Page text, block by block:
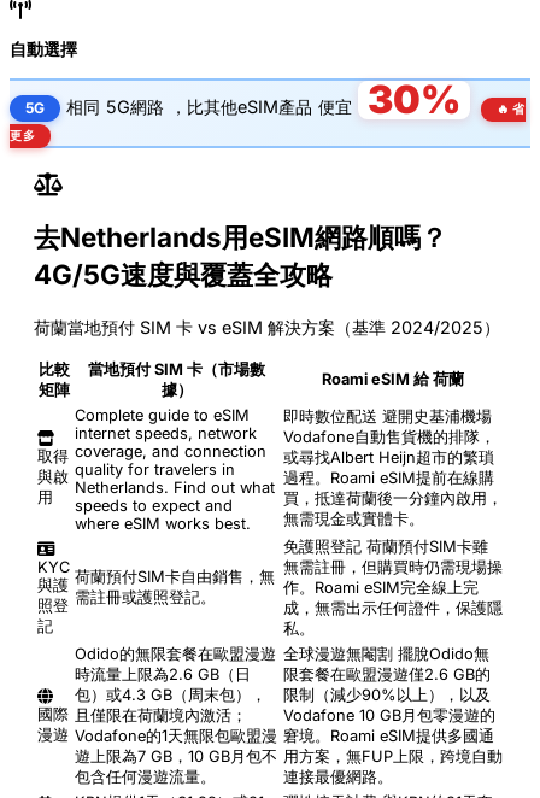
自動選擇
5G 相同 5G網路 ，比其他eSIM產品 便宜 30%
🔥 省
更多
去Netherlands用eSIM網路順嗎？
4G/5G速度與覆蓋全攻略
荷蘭當地預付 SIM 卡 vs eSIM 解決方案（基準 2024/2025）
比較
矩陣
當地預付 SIM 卡（市場數
據）
Roami eSIM 給 荷蘭
取得
與啟
用
Complete guide to eSIM
internet speeds, network
coverage, and connection
quality for travelers in
Netherlands. Find out what
speeds to expect and
where eSIM works best.
即時數位配送 避開史基浦機場
Vodafone自動售貨機的排隊，
或尋找Albert Heijn超市的繁瑣
過程。Roami eSIM提前在線購
買，抵達荷蘭後一分鐘內啟用，
無需現金或實體卡。
KYC
與護
照登
記
荷蘭預付SIM卡自由銷售，無
需註冊或護照登記。
免護照登記 荷蘭預付SIM卡雖
無需註冊，但購買時仍需現場操
作。Roami eSIM完全線上完
成，無需出示任何證件，保護隱
私。
國際
漫遊
Odido的無限套餐在歐盟漫遊
時流量上限為2.6 GB（日
包）或4.3 GB（周末包），
且僅限在荷蘭境內激活；
Vodafone的1天無限包歐盟漫
遊上限為7 GB，10 GB月包不
包含任何漫遊流量。
全球漫遊無閹割 擺脫Odido無
限套餐在歐盟漫遊僅2.6 GB的
限制（減少90%以上），以及
Vodafone 10 GB月包零漫遊的
窘境。Roami eSIM提供多國通
用方案，無FUP上限，跨境自動
連接最優網路。